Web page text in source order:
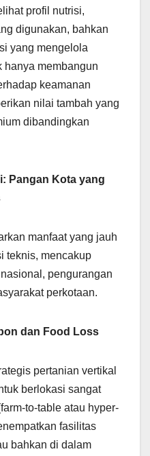
profil nutrisi,
digunakan, bahkan
yang mengelola
hanya membangun
keamanan
nilai tambah yang
dibandingkan
Pangan Kota yang
manfaat yang jauh
teknis, mencakup
pengurangan
perkotaan.
dan Food Loss
pertanian vertikal
berlokasi sangat
to-table atau hyper-
fasilitas
bahkan di dalam